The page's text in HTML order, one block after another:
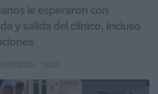
le esperaron con
y salida del clínico, incluso
25/09/2025 - 18:02